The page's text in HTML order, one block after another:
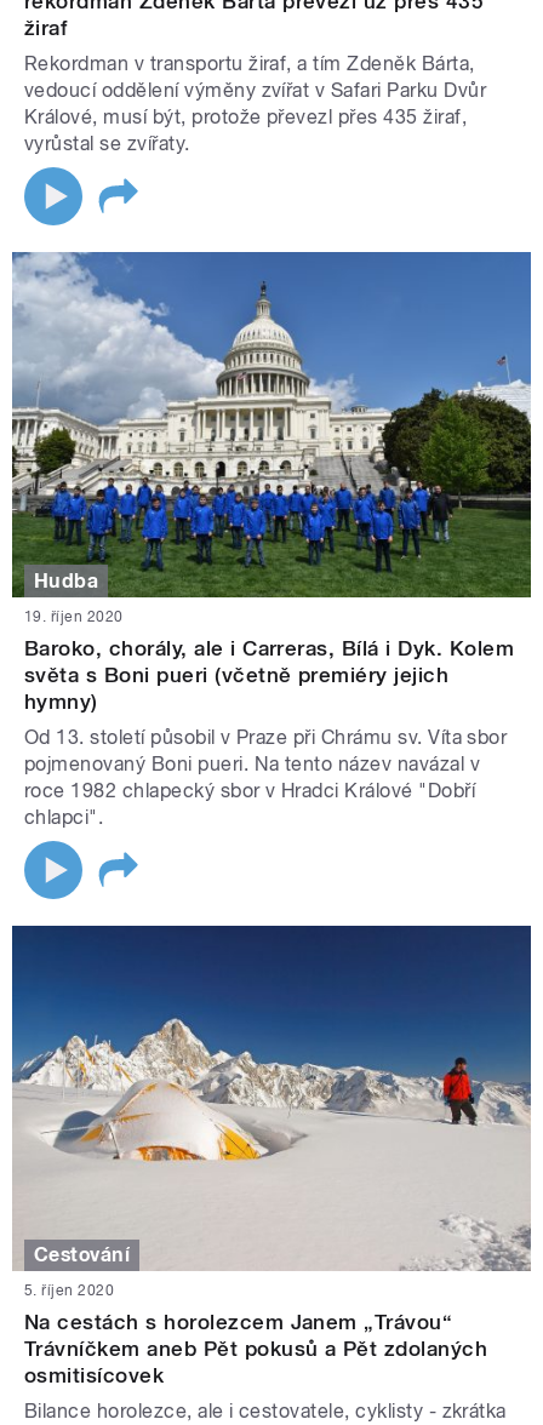
žiraf
Rekordman v transportu žiraf, a tím Zdeněk Bárta,
vedoucí oddělení výměny zvířat v Safari Parku Dvůr
Králové, musí být, protože převezl přes 435 žiraf,
vyrůstal se zvířaty.
Hudba
19. říjen 2020
Baroko, chorály, ale i Carreras, Bílá i Dyk. Kolem
světa s Boni pueri (včetně premiéry jejich
hymny)
Od 13. století působil v Praze při Chrámu sv. Víta sbor
pojmenovaný Boni pueri. Na tento název navázal v
roce 1982 chlapecký sbor v Hradci Králové "Dobří
chlapci".
Cestování
5. říjen 2020
Na cestách s horolezcem Janem „Trávou“
Trávníčkem aneb Pět pokusů a Pět zdolaných
osmitisícovek
Bilance horolezce, ale i cestovatele, cyklisty - zkrátka